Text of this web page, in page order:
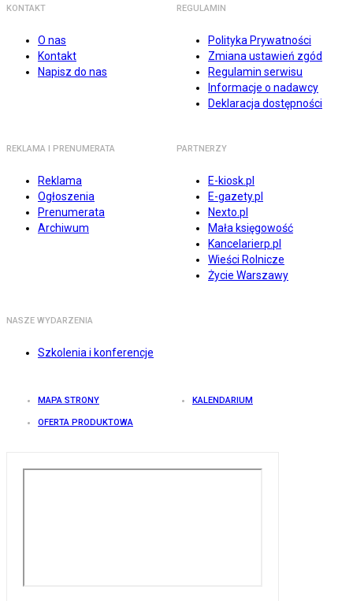
KONTAKT
O nas
Kontakt
Napisz do nas
REGULAMIN
Polityka Prywatności
Zmiana ustawień zgód
Regulamin serwisu
Informacje o nadawcy
Deklaracja dostępności
REKLAMA I PRENUMERATA
Reklama
Ogłoszenia
Prenumerata
Archiwum
PARTNERZY
E-kiosk.pl
E-gazety.pl
Nexto.pl
Mała księgowość
Kancelarierp.pl
Wieści Rolnicze
Życie Warszawy
NASZE WYDARZENIA
Szkolenia i konferencje
MAPA STRONY KALENDARIUM
OFERTA PRODUKTOWA